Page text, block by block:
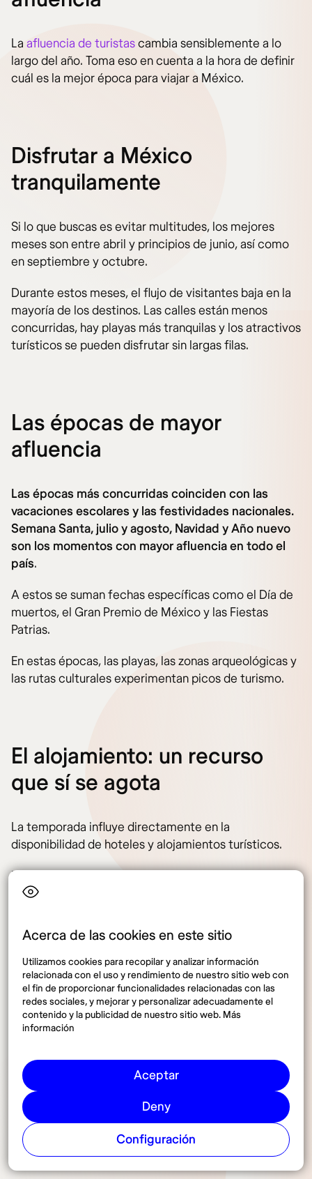
Acerca de las cookies en este sitio
Utilizamos cookies para recopilar y analizar información
relacionada con el uso y rendimiento de nuestro sitio web con
el fin de proporcionar funcionalidades relacionadas con las
redes sociales, y mejorar y personalizar adecuadamente el
contenido y la publicidad de nuestro sitio web. Más
información
Aceptar
Deny
Configuración
La afluencia de turistascambia sensiblemente a lo
largo del año. Toma eso en cuenta a la hora de definir
cuál es la mejor época para viajar a México.
Disfrutar a México
tranquilamente
Si lo que buscas es evitar multitudes, los mejores
meses son entre abril y principios de junio, así como
en septiembre y octubre.
Durante estos meses, el flujo de visitantes baja en la
mayoría de los destinos. Las calles están menos
concurridas, hay playas más tranquilas y los atractivos
turísticos se pueden disfrutar sin largas filas.
Las épocas de mayor
afluencia
Las épocas más concurridas coinciden con las
vacaciones escolares y las festividades nacionales.
Semana Santa, julio y agosto, Navidad y Año nuevo
son los momentos con mayor afluencia en todo el
país.
A estos se suman fechas específicas como el Día de
muertos, el Gran Premio de México y las Fiestas
Patrias.
En estas épocas, las playas, las zonas arqueológicas y
las rutas culturales experimentan picos de turismo.
El alojamiento: un recurso
que sí se agota
La temporada influye directamente en la
disponibilidad de hoteles y alojamientos turísticos.
En temporada alta, muchos establecimientos deben
reservarse con meses de anticipación,
Miguel de Allende o Puerto Escondido. Los precios
son mucho más altos.
En las temporadas baja o media hay mayor variedad
de alojamientos. Es posible acceder a una mejor
ubicación, servicios más completos y habitaciones
más amplias. También hay más promociones y
Transporte: más movimiento,
menos espacio